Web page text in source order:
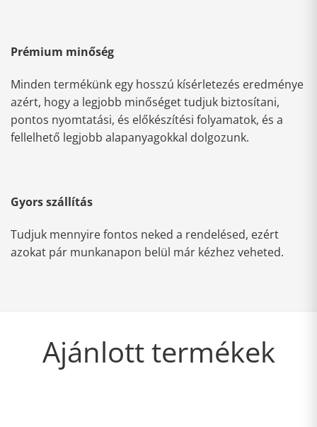
Prémium minőség
Minden termékünk egy hosszú kísérletezés eredménye
azért, hogy a legjobb minőséget tudjuk biztosítani,
pontos nyomtatási, és előkészítési folyamatok, és a
fellelhető legjobb alapanyagokkal dolgozunk.
Gyors szállítás
Tudjuk mennyire fontos neked a rendelésed, ezért
azokat pár munkanapon belül már kézhez veheted.
Ajánlott termékek